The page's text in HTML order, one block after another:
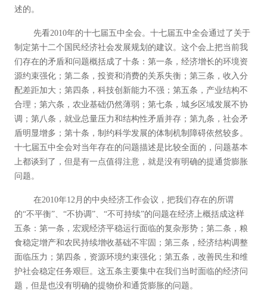
述的。
先看2010年的十七届五中全会。十七届五中全会通过了关于
制定第十二个国民经济社会发展规划的建议。这个会上把当前我
们存在的矛盾和问题概括成了十条：第一条，经济增长的环境资
源约束强化；第二条，投资和消费的关系失衡；第三条，收入分
配差距加大；第四条，科技创新能力不强；第五条，产业结构不
合理；第六条，农业基础仍然薄弱；第七条，城乡区域发展不协
调；第八条，就业总量压力和结构性矛盾并存；第九条，社会矛
盾明显增多；第十条，制约科学发展的体制机制障碍依然较多。
十七届五中全会对当年存在的问题描述是比较全面的，问题基本
上都谈到了，但是有一点值得注意，就是没有明确的提通货膨胀
问题。
在2010年12月的中央经济工作会议，把我们存在的所谓
的“不平衡”、“不协调”、“不可持续”的问题在经济上概括成这样
五条：第一条，宏观经济平稳运行面临的复杂形势；第二条，粮
食稳定增产和农民持续增收基础不牢固；第三条，经济结构调整
面临压力；第四条，资源环境约束强化；第五条，改善民生和维
护社会稳定任务艰巨。这五条主要集中在我们当时面临的经济问
题，但是也没有明确的提物价和通货膨胀的问题。